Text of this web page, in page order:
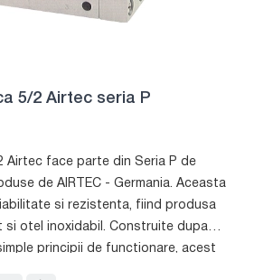
5/2 Airtec seria P
Airtec face parte din Seria P de
de AIRTEC - Germania. Aceasta
si rezistenta, fiind produsa
si otel inoxidabil. Construite dupa
principii de functionare, acest